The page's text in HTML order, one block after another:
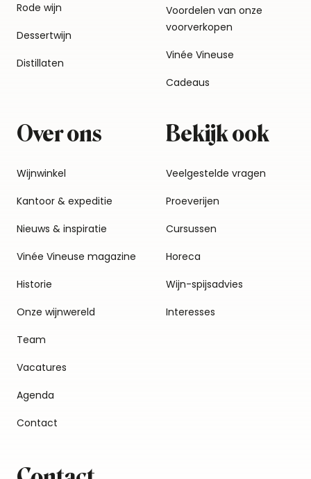
Rode wijn
Dessertwijn
Distillaten
Voordelen van onze
voorverkopen
Vinée Vineuse
Cadeaus
Over ons
Wijnwinkel
Kantoor & expeditie
Nieuws & inspiratie
Vinée Vineuse magazine
Historie
Onze wijnwereld
Team
Vacatures
Agenda
Contact
Bekijk ook
Veelgestelde vragen
Proeverijen
Cursussen
Horeca
Wijn-spijsadvies
Interesses